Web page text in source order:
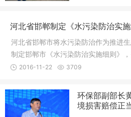
河北省邯郸制定《水污染防治实施
河北省邯郸市将水污染防治作为推进
制定邯郸市《水污染防治实施细则》
全、水资源清洁、水生态健康，为建
2016-11-22 3709
环保部副部长
境损害赔偿正